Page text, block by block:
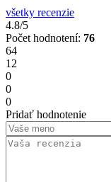
všetky recenzie
4.8/5
Počet hodnotení: 76
64
12
0
0
0
Pridať hodnotenie